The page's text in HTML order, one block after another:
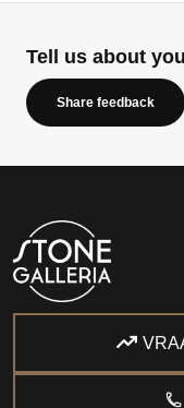
Tell us about
Share feedback